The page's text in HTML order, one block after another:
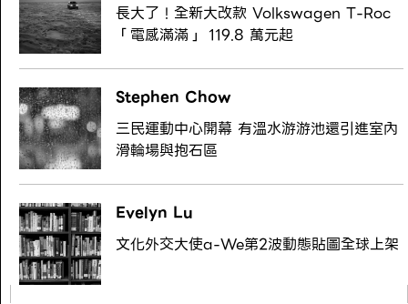
長大了！全新大改款 Volkswagen T-Roc
「電感滿滿」 119.8 萬元起
Stephen Chow
三民運動中心開幕 有溫水游游池還引進室內
滑輪場與抱石區
Evelyn Lu
文化外交大使a-We第2波動態貼圖全球上架